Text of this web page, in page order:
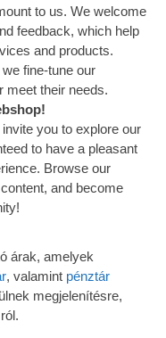
to us. We welcome
feedback, which help
and products.
fine-tune our
meet their needs.
you to explore our
to have a pleasant
Browse our
and become
árak, amelyek
, valamint pénztár
megjelenítésre,